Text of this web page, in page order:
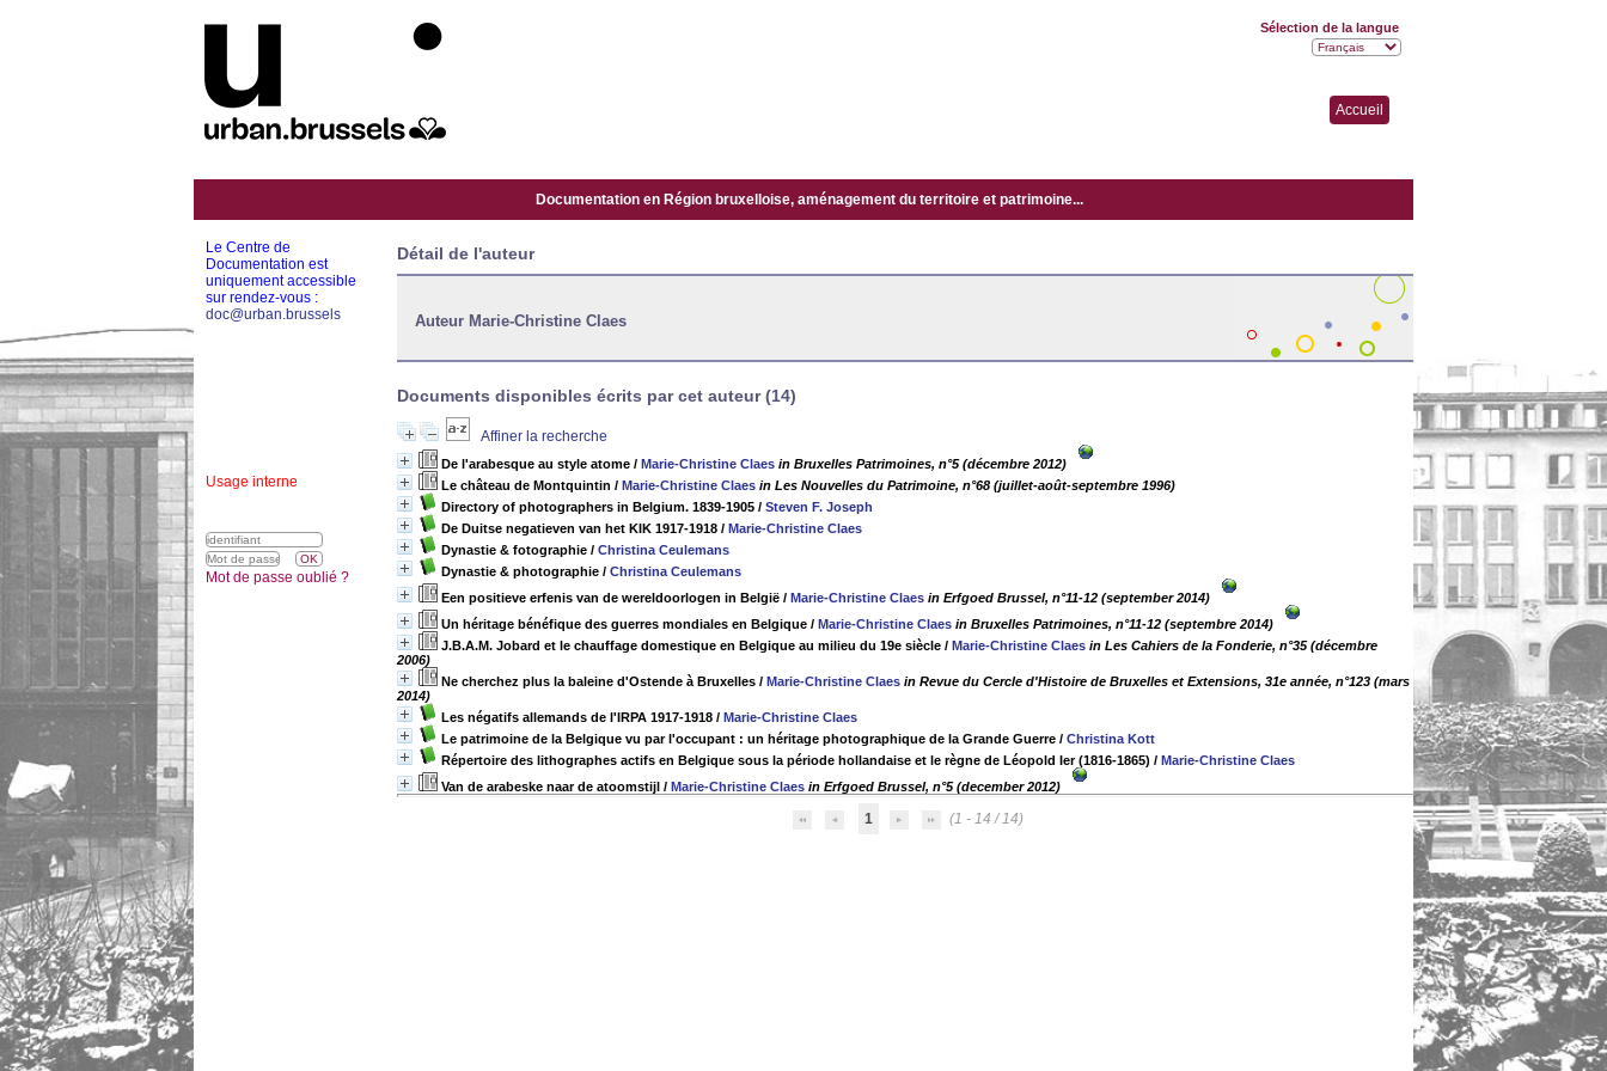
Accueil
Documentation en Région bruxelloise, aménagement du territoire et patrimoine...
Détail de l'auteur
Auteur Marie-Christine Claes
Documents disponibles écrits par cet auteur (14)
Affiner la recherche
De l'arabesque au style atome / Marie-Christine Claes in Bruxelles Patrimoines, n°5 (décembre 2012)
Le château de Montquintin / Marie-Christine Claes in Les Nouvelles du Patrimoine, n°68 (juillet-août-septembre 1996)
Directory of photographers in Belgium. 1839-1905 / Steven F. Joseph
De Duitse negatieven van het KIK 1917-1918 / Marie-Christine Claes
Dynastie & fotographie / Christina Ceulemans
Dynastie & photographie / Christina Ceulemans
Een positieve erfenis van de wereldoorlogen in België / Marie-Christine Claes in Erfgoed Brussel, n°11-12 (september 2014)
Un héritage bénéfique des guerres mondiales en Belgique / Marie-Christine Claes in Bruxelles Patrimoines, n°11-12 (septembre 2014)
J.B.A.M. Jobard et le chauffage domestique en Belgique au milieu du 19e siècle / Marie-Christine Claes in Les Cahiers de la Fonderie, n°35 (décembre
2006)
Ne cherchez plus la baleine d'Ostende à Bruxelles / Marie-Christine Claes in Revue du Cercle d'Histoire de Bruxelles et Extensions, 31e année, n°123 (mars
2014)
Les négatifs allemands de l'IRPA 1917-1918 / Marie-Christine Claes
Le patrimoine de la Belgique vu par l'occupant : un héritage photographique de la Grande Guerre / Christina Kott
Répertoire des lithographes actifs en Belgique sous la période hollandaise et le règne de Léopold Ier (1816-1865) / Marie-Christine Claes
Van de arabeske naar de atoomstijl / Marie-Christine Claes in Erfgoed Brussel, n°5 (december 2012)
1 (1 - 14 / 14)
Le Centre de
Documentation est
uniquement accessible
sur rendez-vous :
doc@urban.brussels
Usage interne
Sélection de la langue
Mot de passe oublié ?